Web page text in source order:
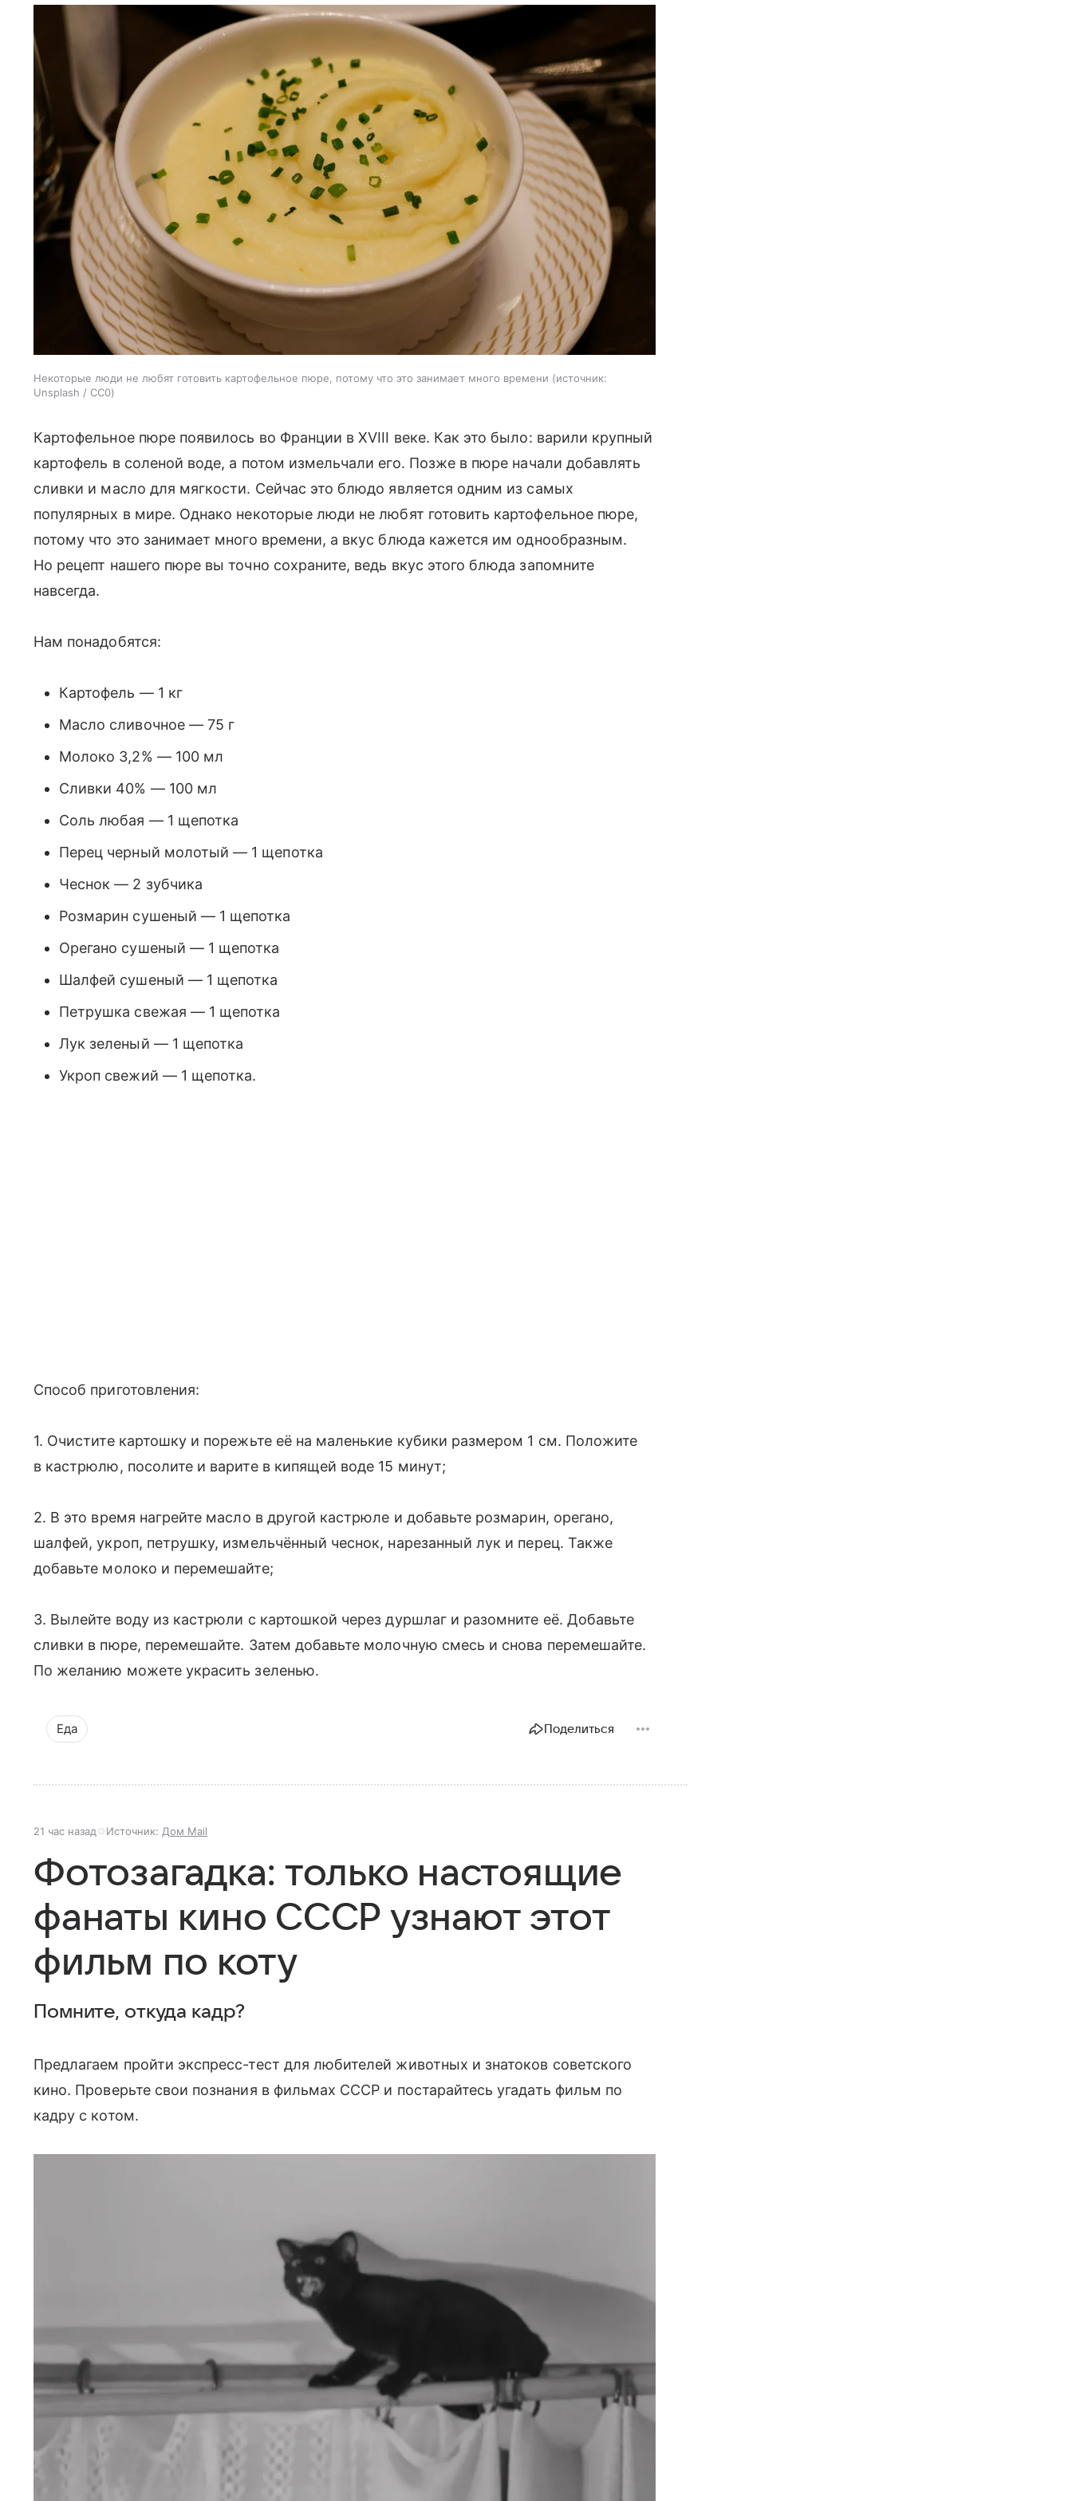
Некоторые люди не любят готовить картофельное пюре, потому что это занимает много времени
источник:
Unsplash / CC0
Картофельное пюре появилось во Франции в XVIII веке. Как это было: варили крупный
картофель в соленой воде, а потом измельчали его. Позже в пюре начали добавлять
сливки и масло для мягкости. Сейчас это блюдо является одним из самых
популярных в мире. Однако некоторые люди не любят готовить картофельное пюре,
потому что это занимает много времени, а вкус блюда кажется им однообразным.
Но рецепт нашего пюре вы точно сохраните, ведь вкус этого блюда запомните
навсегда.
Нам понадобятся:
Картофель — 1 кг
Масло сливочное — 75 г
Молоко 3,2% — 100 мл
Сливки 40% — 100 мл
Соль любая — 1 щепотка
Перец черный молотый — 1 щепотка
Чеснок — 2 зубчика
Розмарин сушеный — 1 щепотка
Орегано сушеный — 1 щепотка
Шалфей сушеный — 1 щепотка
Петрушка свежая — 1 щепотка
Лук зеленый — 1 щепотка
Укроп свежий — 1 щепотка.
Способ приготовления:
1. Очистите картошку и порежьте её на маленькие кубики размером 1 см. Положите
в кастрюлю, посолите и варите в кипящей воде 15 минут;
2. В это время нагрейте масло в другой кастрюле и добавьте розмарин, орегано,
шалфей, укроп, петрушку, измельчённый чеснок, нарезанный лук и перец. Также
добавьте молоко и перемешайте;
3. Вылейте воду из кастрюли с картошкой через дуршлаг и разомните её. Добавьте
сливки в пюре, перемешайте. Затем добавьте молочную смесь и снова перемешайте.
По желанию можете украсить зеленью.
Еда Поделиться
21 час назад Источник: Дом Mail
Фотозагадка: только настоящие
фанаты кино СССР узнают этот
фильм по коту
Помните, откуда кадр?
Предлагаем пройти экспресс-тест для любителей животных и знатоков советского
кино. Проверьте свои познания в фильмах СССР и постарайтесь угадать фильм по
кадру с котом.